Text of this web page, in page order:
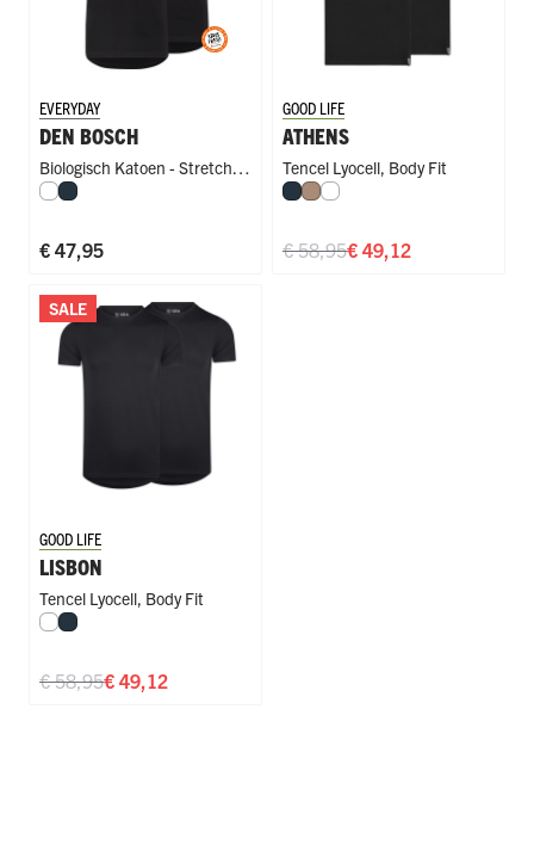
EVERYDAY
DEN BOSCH
Biologisch Katoen - Stretch,
Body Fit
WitNavy
€ 47,95
GOOD LIFE
ATHENS
Tencel Lyocell, Body Fit
NavyNatural
Wit
€ 49,12
€ 58,95
SALE
GOOD LIFE
LISBON
Tencel Lyocell, Body Fit
WitNavy
€ 49,12
€ 58,95